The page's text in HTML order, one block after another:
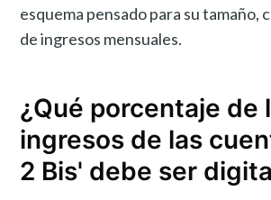
esquema pensado para su tamaño,
de ingresos mensuales.
¿Qué porcentaje de
ingresos de las
2 Bis' debe ser